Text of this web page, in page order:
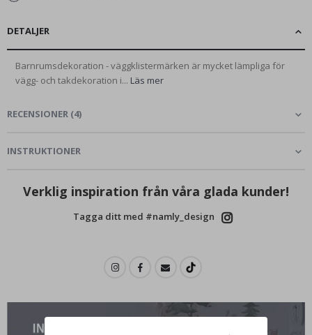
DETALJER
Barnrumsdekoration - väggklistermärken är mycket lämpliga för
vägg- och takdekoration i... Läs mer
RECENSIONER (4)
INSTRUKTIONER
Verklig inspiration från våra glada kunder!
Tagga ditt med #namly_design